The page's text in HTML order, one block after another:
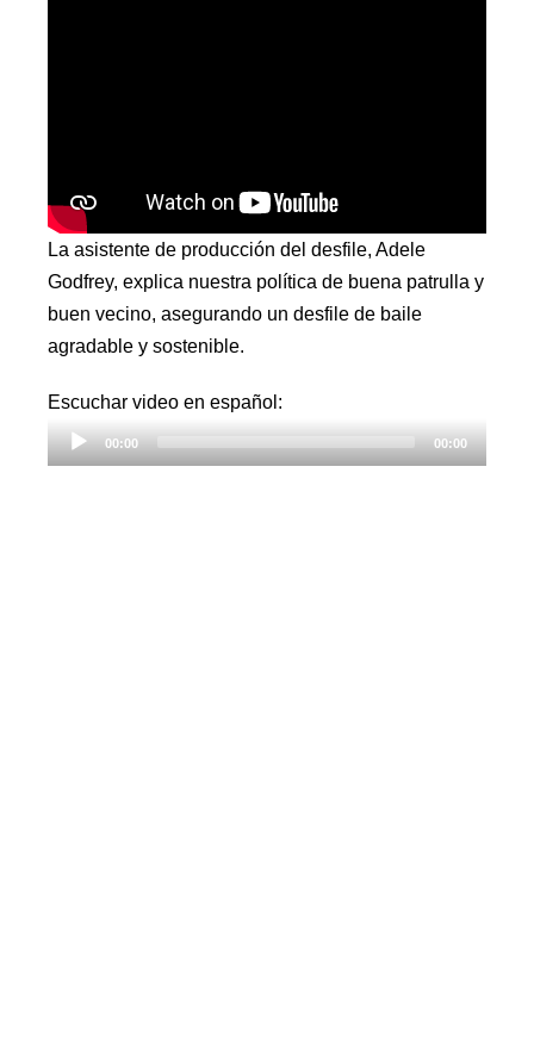
La asistente de producción del desfile, Adele
Godfrey, explica nuestra política de buena patrulla y
buen vecino, asegurando un desfile de baile
agradable y sostenible.
Escuchar video en español:
audio
00:00 00:00